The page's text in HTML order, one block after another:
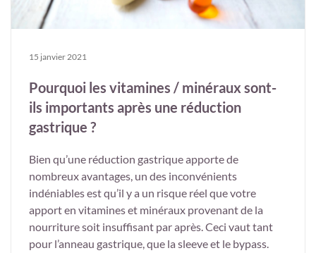
15 janvier 2021
Pourquoi les vitamines / minéraux sont-
ils importants après une réduction
gastrique ?
Bien qu’une réduction gastrique apporte de
nombreux avantages, un des inconvénients
indéniables est qu’il y a un risque réel que votre
apport en vitamines et minéraux provenant de la
nourriture soit insuffisant par après. Ceci vaut tant
pour l’anneau gastrique, que la sleeve et le bypass.